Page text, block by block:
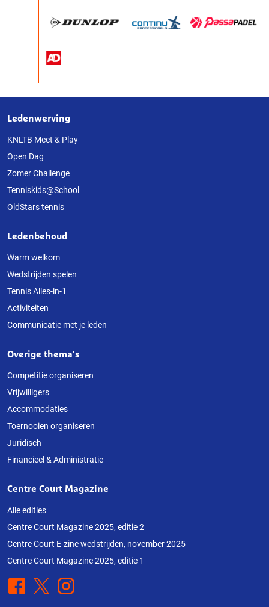
Over
deze
website
Ledenwerving
KNLTB Meet & Play
Open Dag
Zomer Challenge
Tenniskids@School
OldStars tennis
Ledenbehoud
Warm welkom
Wedstrijden spelen
Tennis Alles-in-1
Activiteiten
Communicatie met je leden
Overige thema's
Competitie organiseren
Vrijwilligers
Accommodaties
Toernooien organiseren
Juridisch
Financieel & Administratie
Centre Court Magazine
Alle edities
Centre Court Magazine 2025, editie 2
Centre Court E-zine wedstrijden, november 2025
Centre Court Magazine 2025, editie 1
Facebook
X Instagram